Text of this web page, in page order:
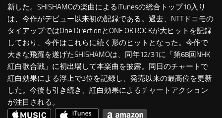
新した。SHISHAMOの楽曲によるiTunesの総合トップ10入り
は、今作がデビュー以来初の記録である。過去、NTTドコモの
タイアップではOne DirectionとONE OK ROCKが大ヒットを記録
しており、今作はこれらに続く形のヒットとなった。今作で
大きな飛躍を遂げたSHISHAMOは、同年12/31に「第68回NHK
紅白歌合戦」に初出場して本楽曲を披露。同日のチャートで
紅白効果による浮上で3位を記録し、発売以来の最高位を更新
した。今後も引き続き、紅白効果によるチャートアクション
が注目される。